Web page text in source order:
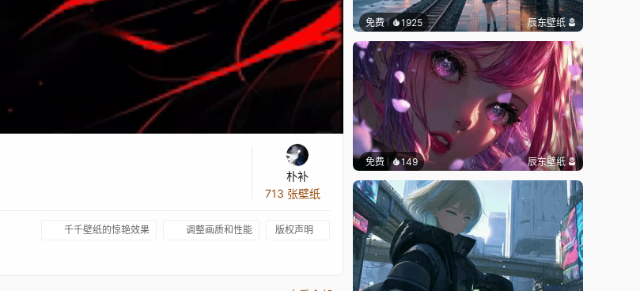
朴补
713 张壁纸
千千壁纸的惊艳效果 调整画质和性能 版权声明
免费 1925 辰东壁纸
免费 149 辰东壁纸